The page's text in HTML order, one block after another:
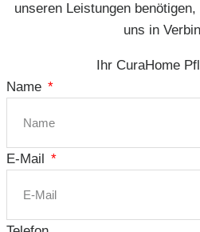
unseren Leistungen
uns in
Ihr CuraHome
Name
E-Mail